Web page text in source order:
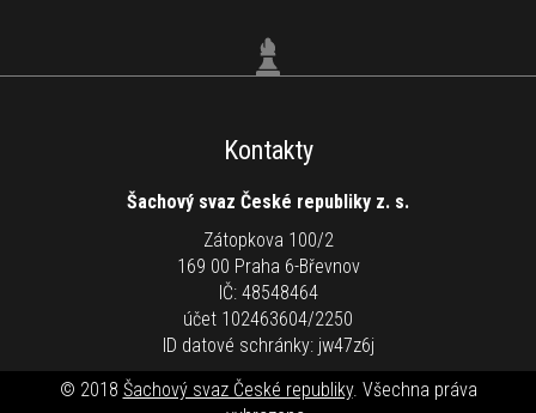
Kontakty
Šachový svaz České republiky z. s.
Zátopkova 100/2
169 00 Praha 6-Břevnov
IČ: 48548464
účet 102463604/2250
ID datové schránky: jw47z6j
© 2018 Šachový svaz České republiky. Všechna práva